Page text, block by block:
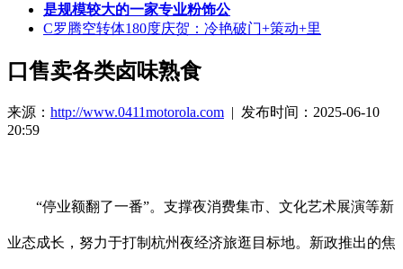
是规模较大的一家专业粉饰公
C罗腾空转体180度庆贺：冷艳破门+策动+里
口售卖各类卤味熟食
来源： http://www.0411motorola.com | 发布时间：2025-06-10
20:59
“停业额翻了一番”。支撑夜消费集市、文化艺术展演等新
业态成长，努力于打制杭州夜经济旅逛目标地。新政推出的焦